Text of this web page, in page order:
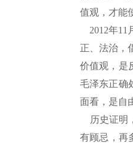
值观，才能
2012年11
正、法治，
价值观，是
毛泽东正确
面看，是自
历史证明
有顾忌，再